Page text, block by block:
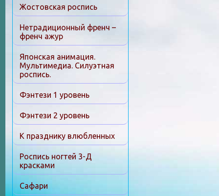
Жостовская роспись
Нетрадиционный френч –
френч ажур
Японская анимация.
Мультимедиа. Силуэтная
роспись.
Фэнтези 1 уровень
Фэнтези 2 уровень
К празднику влюбленных
Роспись ногтей 3-Д
красками
Сафари